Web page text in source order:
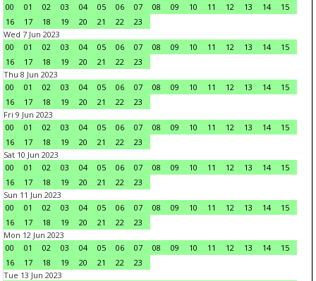
00
01 02 03 04 05 06 07 08 09 10 11 12 13 14
15
16
17 18 19 20 21 22
23
Wed 7 Jun 2023
00
01 02 03 04 05 06 07 08 09 10 11 12 13 14
15
16
17 18 19 20 21 22
23
Thu 8 Jun 2023
00
01 02 03 04 05 06 07 08 09 10 11 12 13 14
15
16
17 18 19 20 21 22
23
Fri 9 Jun 2023
00
01 02 03 04 05 06 07 08 09 10 11 12 13 14
15
16
17 18 19 20 21 22
23
Sat 10 Jun 2023
00
01 02 03 04 05 06 07 08 09 10 11 12 13 14
15
16
17 18 19 20 21 22
23
Sun 11 Jun 2023
00
01 02 03 04 05 06 07 08 09 10 11 12 13 14
15
16
17 18 19 20 21 22
23
Mon 12 Jun 2023
00
01 02 03 04 05 06 07 08 09 10 11 12 13 14
15
16
17 18 19 20 21 22
23
Tue 13 Jun 2023